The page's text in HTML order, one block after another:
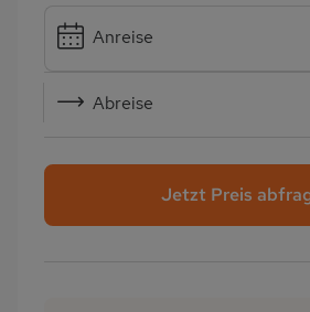
Anreise
Abreise
Jetzt Preis